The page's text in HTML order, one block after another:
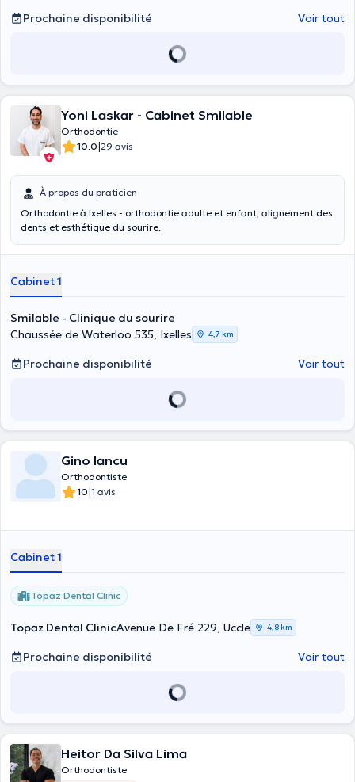
Prochaine disponibilité Voir tout
Yoni Laskar - Cabinet Smilable
Orthodontie
10.0|29 avis
À propos du praticien
Orthodontie à Ixelles - orthodontie adulte et enfant, alignement des
dents et esthétique du sourire.
Cabinet 1
Smilable - Clinique du sourire
Chaussée de Waterloo 535, Ixelles
4,7 km
Prochaine disponibilité Voir tout
Gino Iancu
Orthodontiste
10|1 avis
Cabinet 1
Topaz Dental Clinic
Topaz Dental ClinicAvenue De Fré 229, Uccle 4,8 km
Prochaine disponibilité Voir tout
Heitor Da Silva Lima
Orthodontiste